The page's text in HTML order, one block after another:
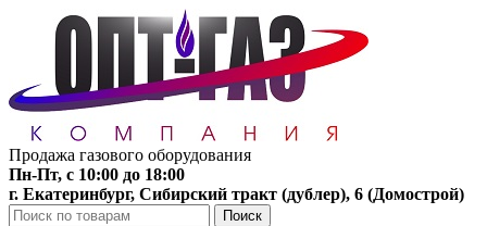
Продажа газового оборудования
Пн-Пт, с 10:00 до 18:00
г. Екатеринбург, Сибирский тракт (дублер), 6 (Домострой)
Поиск